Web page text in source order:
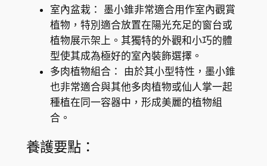
室內盆栽： 墨小錐非常適合用作室內觀賞
植物，特別適合放置在陽光充足的窗台或
植物展示架上。其獨特的外觀和小巧的體
型使其成為極好的室內裝飾選擇。
多肉植物組合： 由於其小型特性，墨小錐
也非常適合與其他多肉植物或仙人掌一起
種植在同一容器中，形成美麗的植物組
合。
養護要點：